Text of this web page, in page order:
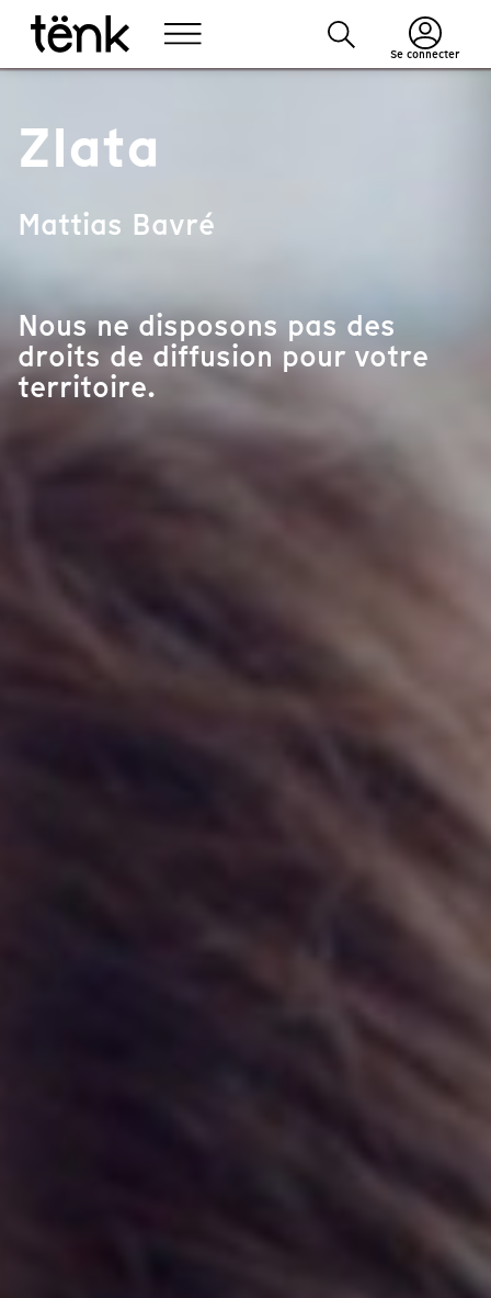
Se connecter
Zlata
Mattias Bavré
Nous ne disposons pas des
droits de diffusion pour votre
territoire.